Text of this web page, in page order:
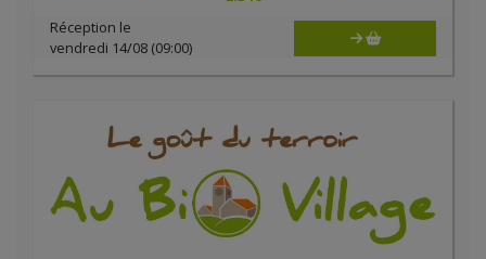
Réception le
vendredi 14/08 (09:00)